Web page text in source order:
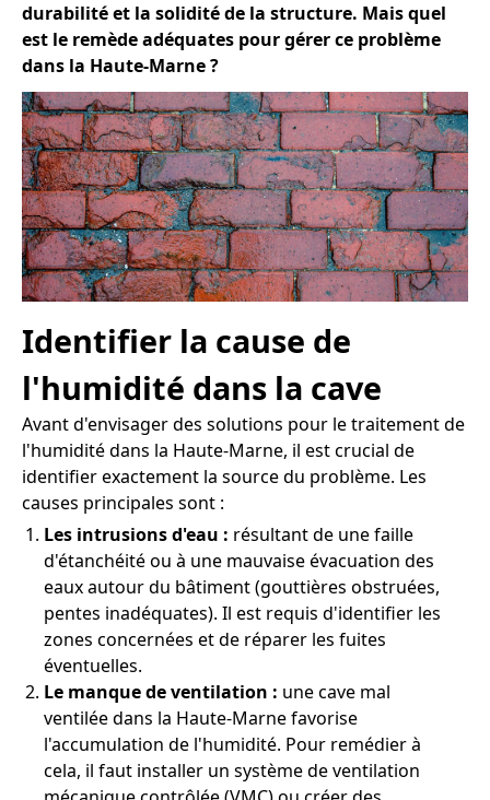
durabilité et la solidité de la structure. Mais quel
est le remède adéquates pour gérer ce problème
dans la Haute-Marne ?
Identifier la cause de
l'humidité dans la cave
Avant d'envisager des solutions pour le traitement de
l'humidité dans la Haute-Marne, il est crucial de
identifier exactement la source du problème. Les
causes principales sont :
Les intrusions d'eau : résultant de une faille
d'étanchéité ou à une mauvaise évacuation des
eaux autour du bâtiment (gouttières obstruées,
pentes inadéquates). Il est requis d'identifier les
zones concernées et de réparer les fuites
éventuelles.
Le manque de ventilation : une cave mal
ventilée dans la Haute-Marne favorise
l'accumulation de l'humidité. Pour remédier à
cela, il faut installer un système de ventilation